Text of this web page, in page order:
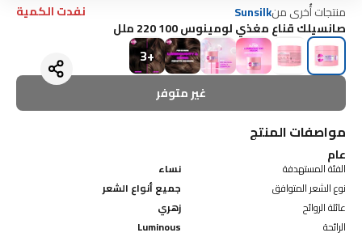
منتجات أُخرى منSunsilk
نفدت الكمية
صانسيلك قناع مغذي لومينوس 100 220 ملل
+
3
غير متوفر
مواصفات المنتج
عام
الفئة المستهدفة
نساء
نوع الشعر المتوافق
جميع أنواع الشعر
عائلة الروائح
زهري
الرائحة
Luminous